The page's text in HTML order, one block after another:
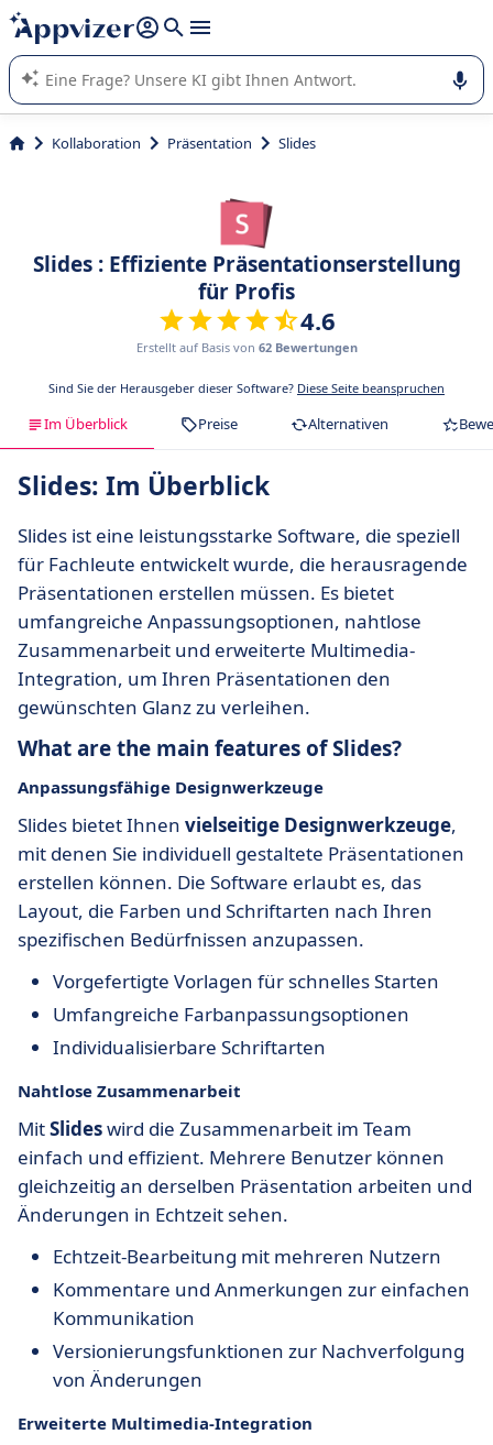
beantworten (mehrere Zeilen mit
Die KI von Appvizer führt Sie bei der Nutzung oder Auswahl
von SaaS-Software in Unternehmen.
Kollaboration Präsentation Slides
Slides : Effiziente Präsentationserstellung
für Profis
4.6
Erstellt auf Basis von 62 Bewertungen
Sind Sie der Herausgeber dieser Software? Diese Seite beanspruchen
Im Überblick Preise Alternativen
Slides: Im Überblick
Slides ist eine leistungsstarke Software, die speziell
für Fachleute entwickelt wurde, die herausragende
Präsentationen erstellen müssen. Es bietet
umfangreiche Anpassungsoptionen, nahtlose
Zusammenarbeit und erweiterte Multimedia-
Integration, um Ihren Präsentationen den
gewünschten Glanz zu verleihen.
What are the main features of Slides?
Anpassungsfähige Designwerkzeuge
Slides bietet Ihnen vielseitige Designwerkzeuge,
mit denen Sie individuell gestaltete Präsentationen
erstellen können. Die Software erlaubt es, das
Layout, die Farben und Schriftarten nach Ihren
spezifischen Bedürfnissen anzupassen.
Vorgefertigte Vorlagen für schnelles Starten
Umfangreiche Farbanpassungsoptionen
Individualisierbare Schriftarten
Nahtlose Zusammenarbeit
MitSlideswird die Zusammenarbeit im Team
einfach und effizient. Mehrere Benutzer können
gleichzeitig an derselben Präsentation arbeiten und
Änderungen in Echtzeit sehen.
Echtzeit-Bearbeitung mit mehreren Nutzern
Kommentare und Anmerkungen zur einfachen
Kommunikation
Versionierungsfunktionen zur Nachverfolgung
von Änderungen
Erweiterte Multimedia-Integration